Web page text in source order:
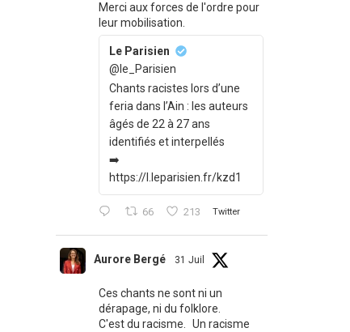
Merci aux forces de l'ordre pour
leur mobilisation.
Le Parisien
@le_Parisien
Chants racistes lors d’une
feria dans l’Ain : les auteurs
âgés de 22 à 27 ans
identifiés et interpellés
➡️
https://l.leparisien.fr/kzd1
66 213 Twitter
Aurore Bergé 31 Juil
Ces chants ne sont ni un
dérapage, ni du folklore.
C'est du racisme. Un racisme